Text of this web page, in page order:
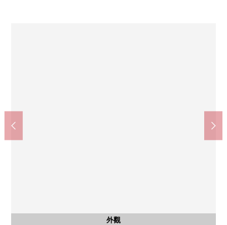
外觀
外觀
入口
入口
風景
來自陽台的風景
陽台
停車場
其他
宅配保管櫃
ＯＫ宮崎台商店(約550m)
步行7分鐘
全家便利店再Ｋｏｓｓ川崎宮前平商店(約190m)
步行3分鐘
川崎市立宮前平小學(約230m)
步行3分鐘
宮前平中學(約260m)
步行4分鐘。